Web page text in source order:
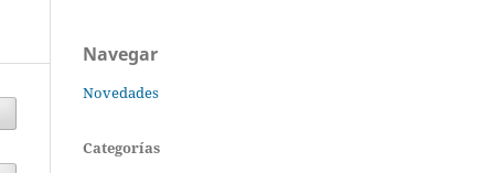
Navegar
Novedades
Categorías